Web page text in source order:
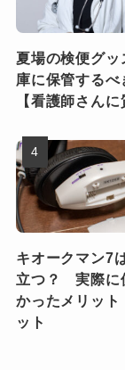
夏場の検便グッ
庫に保管するべ
【看護師さんに
キオークマン7
立つ？ 実際に
かったメリット
ット